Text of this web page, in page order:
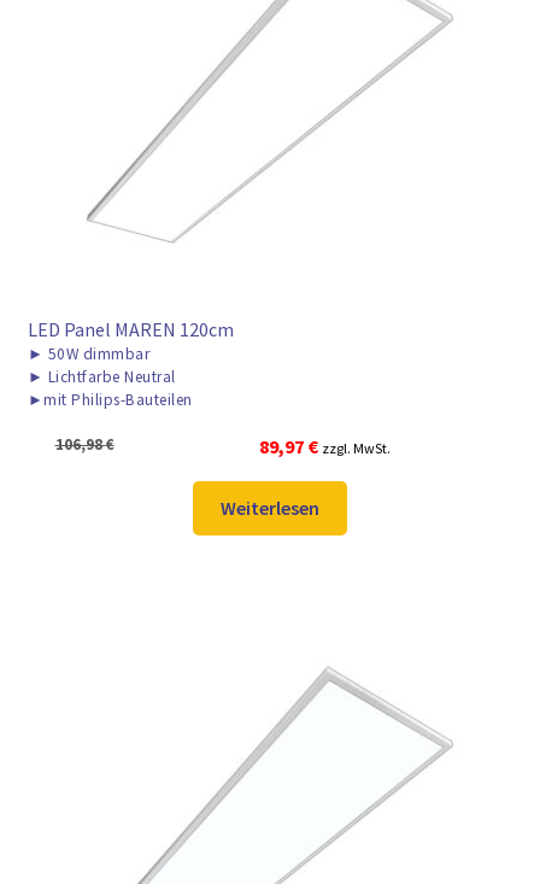
LED Panel MAREN 120cm
► 50W dimmbar
► Lichtfarbe Neutral
►mit Philips-Bauteilen
106,98€
Ursprünglicher
Preis
war:
106,98 €
89,97 €Aktueller
Preis
ist:
89,97 €.
zzgl. MwSt.
Weiterlesen